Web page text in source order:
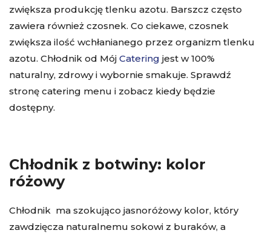
zwiększa produkcję tlenku azotu. Barszcz często
zawiera również czosnek. Co ciekawe, czosnek
zwiększa ilość wchłanianego przez organizm tlenku
azotu. Chłodnik od Mój Catering jest w 100%
naturalny, zdrowy i wybornie smakuje. Sprawdź
stronę catering menu i zobacz kiedy będzie
dostępny.
Chłodnik z botwiny: kolor
różowy
Chłodnik ma szokująco jasnoróżowy kolor, który
zawdzięcza naturalnemu sokowi z buraków, a